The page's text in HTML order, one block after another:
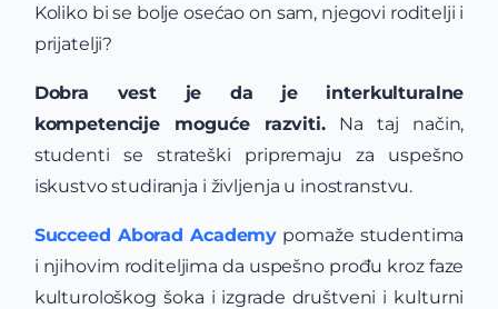
Koliko bi se bolje osećao on sam, njegovi roditelji i
prijatelji?
Dobra vest je da je interkulturalne
kompetencije moguće razviti.Na taj način,
studenti se strateški pripremaju za uspešno
iskustvo studiranja i življenja u inostranstvu.
Succeed Aborad Academy pomaže studentima
i njihovim roditeljima da uspešno prođu kroz faze
kulturološkog šoka i izgrade društveni i kulturni